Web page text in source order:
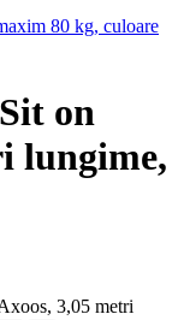
80 kg, culoare
on
lungime,
3,05 metri